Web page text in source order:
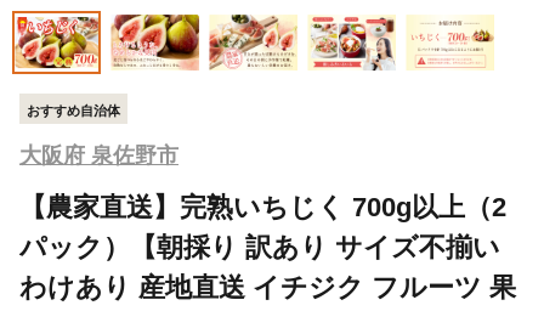
おすすめ自治体
大阪府 泉佐野市
【農家直送】完熟いちじく 700g以上（2
パック）【朝採り 訳あり サイズ不揃い
わけあり 産地直送 イチジク フルーツ 果